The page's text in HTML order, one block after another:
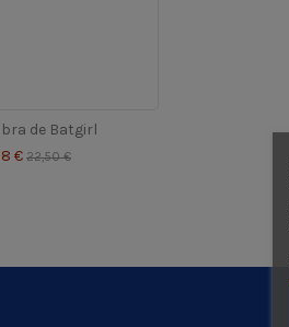
de Batgirl
€ 22,50 €